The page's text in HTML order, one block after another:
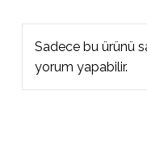
Sadece bu ürünü
yorum yapabilir.